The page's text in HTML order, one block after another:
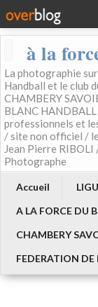
à la
La photographie
Handball et le club
CHAMBERY
BLANC HANDBALL
professionnels et
/ site non officiel /
Jean Pierre RIBOLI
Photographe
Accueil
A LA FORCE DU
CHAMBERY
FEDERATION